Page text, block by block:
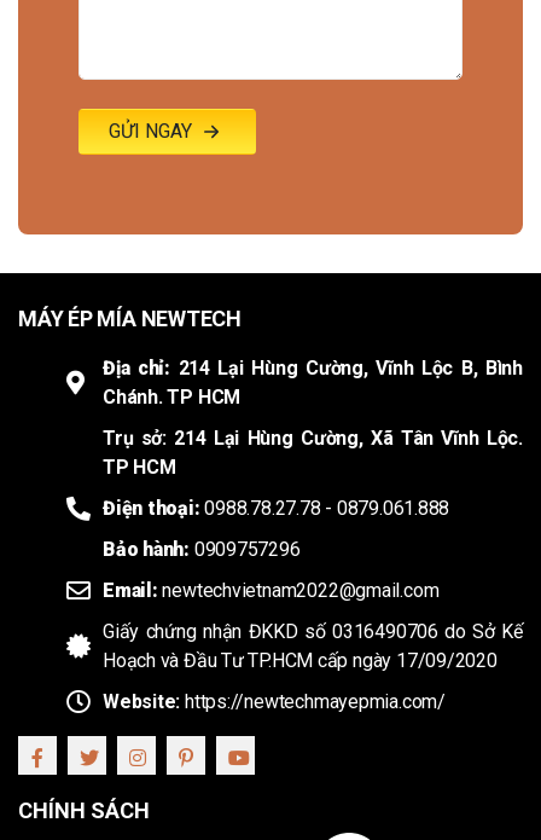
GỬI NGAY
MÁY ÉP MÍA NEWTECH
Địa chỉ: 214 Lại Hùng Cường, Vĩnh Lộc B, Bình
Chánh. TP HCM
Trụ sở: 214 Lại Hùng Cường, Xã Tân Vĩnh Lộc.
TP HCM
Điện thoại:0988.78.27.78 - 0879.061.888
Bảo hành: 0909757296
Email:newtechvietnam2022@gmail.com
Giấy chứng nhận ĐKKD số 0316490706 do Sở Kế
Hoạch và Đầu Tư TP.HCM cấp ngày 17/09/2020
Website: https://newtechmayepmia.com/
CHÍNH SÁCH